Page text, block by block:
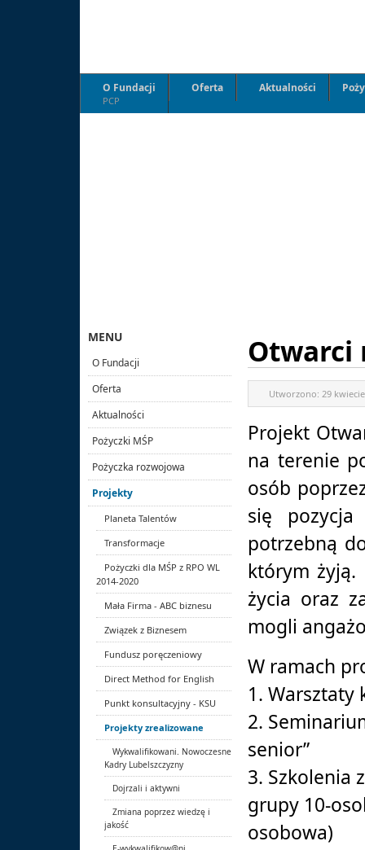
O Fundacji
PCP
Oferta Aktualności
Otwarci
Utworzono: 29
Projekt
na terenie
osób
się
potrzebną
którym żyją.
życia oraz
mogli
W ramach
1. Warsztaty
2.
senior”
3. Szkolenia
grupy 10-
osobowa)
MENU
O Fundacji
Oferta
Aktualności
Pożyczki MŚP
Pożyczka rozwojowa
Projekty
Planeta Talentów
Transformacje
Pożyczki dla MŚP z RPO WL
2014-2020
Mała Firma - ABC biznesu
Związek z Biznesem
Fundusz poręczeniowy
Direct Method for English
Punkt konsultacyjny - KSU
Projekty zrealizowane
Wykwalifikowani. Nowoczesne
Kadry Lubelszczyzny
Dojrzali i aktywni
Zmiana poprzez wiedzę i
jakość